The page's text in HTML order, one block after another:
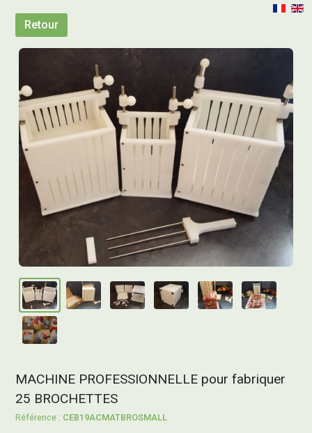
Retour
MACHINE PROFESSIONNELLE pour fabriquer
25 BROCHETTES
CEB19ACMATBROSMALL